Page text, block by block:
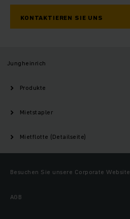
KONTAKTIEREN SIE UNS
Jungheinrich
Produkte
Mietstapler
Mietflotte (Detailseite)
Besuchen Sie unsere Corporate Website
AGB